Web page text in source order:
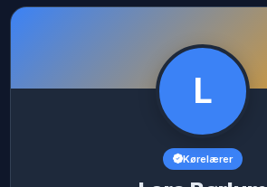
L
Kørelærer